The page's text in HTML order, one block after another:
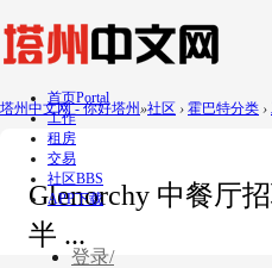
首页Portal
工作
租房
交易
社区BBS
APP下载
登录/
塔州中文网 - 你好塔州»社区 › 霍巴特分类 ›
Glenorchy 中餐厅
半 ...